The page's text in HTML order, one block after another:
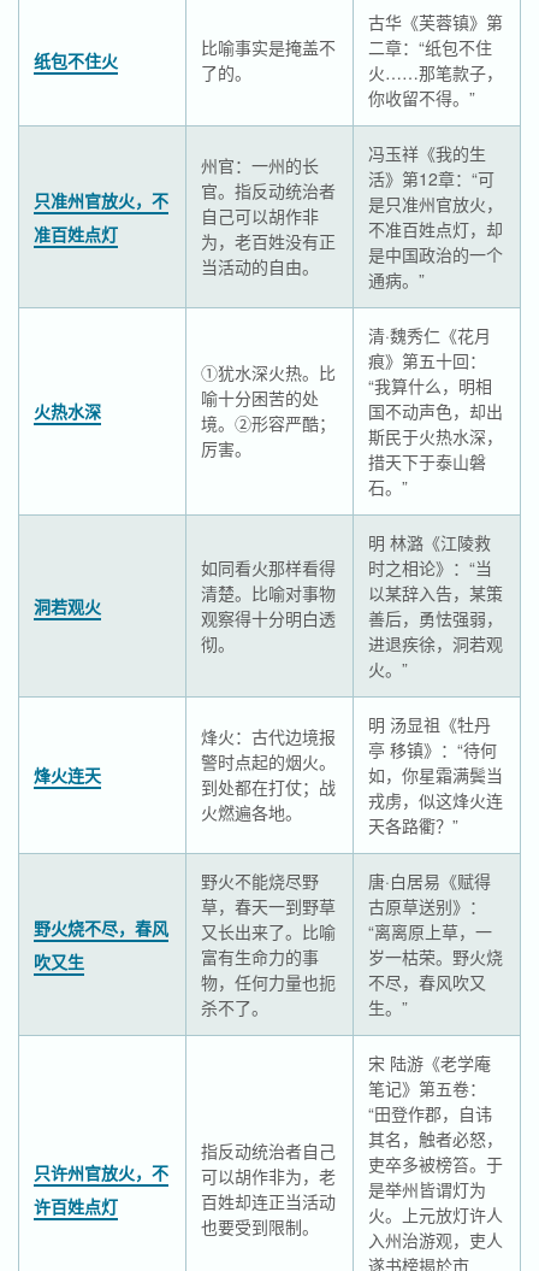
纸包不住火
比喻事实是掩盖不
了的。
古华《芙蓉镇》第
二章：“纸包不住
火……那笔款子，
你收留不得。”
只准州官放火，不
准百姓点灯
州官：一州的长
官。指反动统治者
自己可以胡作非
为，老百姓没有正
当活动的自由。
冯玉祥《我的生
活》第12章：“可
是只准州官放火，
不准百姓点灯，却
是中国政治的一个
通病。”
火热水深
①犹水深火热。比
喻十分困苦的处
境。②形容严酷；
厉害。
清·魏秀仁《花月
痕》第五十回：
“我算什么，明相
国不动声色，却出
斯民于火热水深，
措天下于泰山磐
石。”
洞若观火
如同看火那样看得
清楚。比喻对事物
观察得十分明白透
彻。
明 林潞《江陵救
时之相论》：“当
以某辞入告，某策
善后，勇怯强弱，
进退疾徐，洞若观
火。”
烽火连天
烽火：古代边境报
警时点起的烟火。
到处都在打仗；战
火燃遍各地。
明 汤显祖《牡丹
亭 移镇》：“待何
如，你星霜满鬓当
戎虏，似这烽火连
天各路衢？”
野火烧不尽，春风
吹又生
野火不能烧尽野
草，春天一到野草
又长出来了。比喻
富有生命力的事
物，任何力量也扼
杀不了。
唐·白居易《赋得
古原草送别》：
“离离原上草，一
岁一枯荣。野火烧
不尽，春风吹又
生。”
只许州官放火，不
许百姓点灯
指反动统治者自己
可以胡作非为，老
百姓却连正当活动
也要受到限制。
宋 陆游《老学庵
笔记》第五卷：
“田登作郡，自讳
其名，触者必怒，
吏卒多被榜笞。于
是举州皆谓灯为
火。上元放灯许人
入州治游观，吏人
遂书榜揭於市